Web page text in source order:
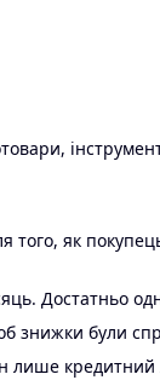
як
Достатньо
знижки були
лише кредитний